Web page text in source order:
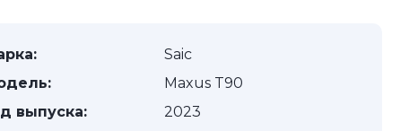
Saic
Maxus T90
выпуска:
2023